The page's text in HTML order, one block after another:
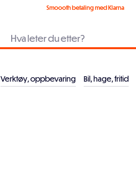
Smoooth betaling med Klarna
Verktøy, oppbevaring Bil, hage, fritid